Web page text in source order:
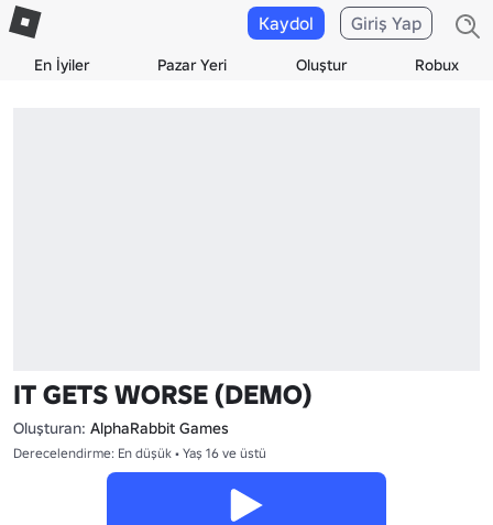
En İyiler Pazar Yeri Oluştur Robux
Kaydol Giriş Yap
IT GETS WORSE (DEMO)
Oluşturan: AlphaRabbit Games
Derecelendirme: En düşük • Yaş 16 ve üstü